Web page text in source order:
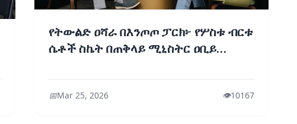
የትውልድ ዐሻራ በእንጦጦ ፓርክ፦ የሦስቱ ብርቱ
ሴቶች ስኬት በጠቅላይ ሚኒስትር ዐቢይ
📅Mar 25, 2026 👁️10167